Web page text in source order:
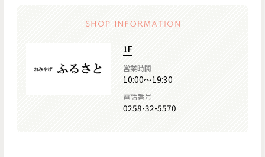
1F
営業時間
10:00～19:30
電話番号
0258-32-5570